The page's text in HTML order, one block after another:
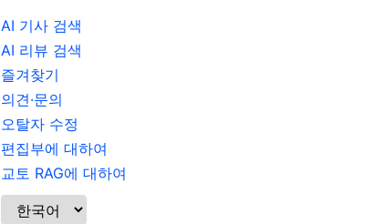
AI 기사 검색
AI 리뷰 검색
즐겨찾기
의견·문의
오탈자 수정
편집부에 대하여
교토 RAG에 대하여